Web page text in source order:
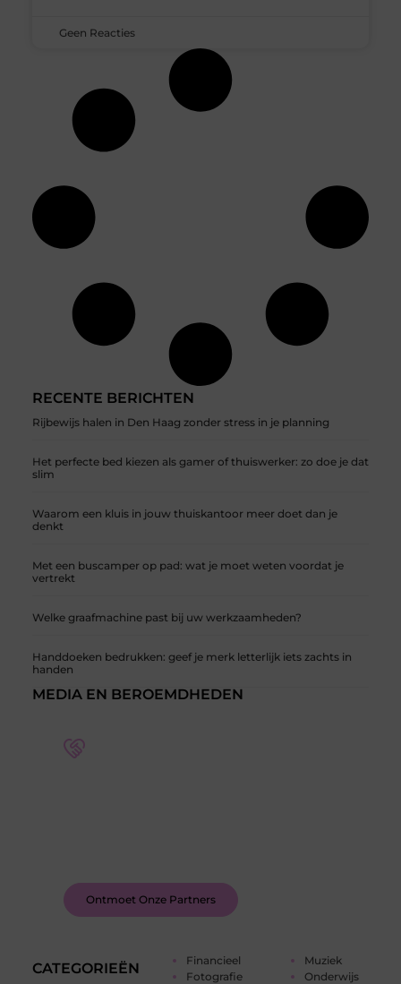
RECENTE BERICHTEN
Rijbewijs halen in Den Haag zonder stress in je planning
Het perfecte bed kiezen als gamer of thuiswerker: zo doe je dat
slim
Waarom een kluis in jouw thuiskantoor meer doet dan je
denkt
Met een buscamper op pad: wat je moet weten voordat je
vertrekt
Welke graafmachine past bij uw werkzaamheden?
Handdoeken bedrukken: geef je merk letterlijk iets zachts in
handen
CATEGORIEËN
Financieel
Fotografie
Muziek
Onderwijs
MEDIA EN BEROEMDHEDEN
Ontmoet Onze Partners
Geen Reacties